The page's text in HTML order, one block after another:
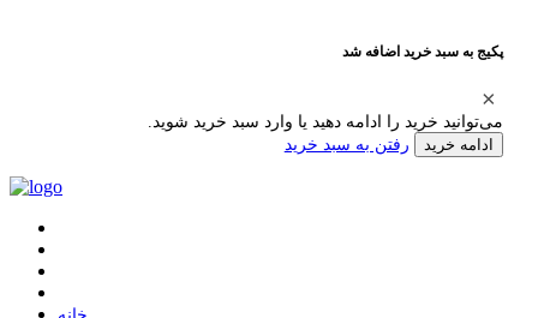
پکیج به سبد خرید اضافه شد
می‌توانید خرید را ادامه دهید یا وارد سبد خرید شوید.
ادامه خرید رفتن به سبد خرید